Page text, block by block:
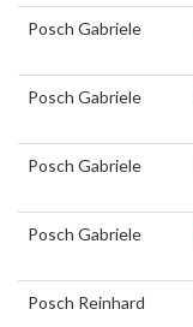
Posch Gabriele
Posch Gabriele
Posch Gabriele
Posch Gabriele
Posch Reinhard